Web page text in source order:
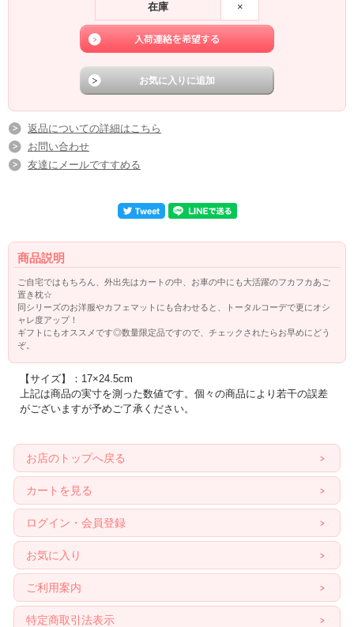
在庫 ×
返品についての詳細はこちら
お問い合わせ
友達にメールですすめる
商品説明
ご自宅ではもちろん、外出先はカートの中、お車の中にも大活躍のフカフカあご
置き枕☆
同シリーズのお洋服やカフェマットにも合わせると、トータルコーデで更にオシ
ャレ度アップ！
ギフトにもオススメです◎数量限定品ですので、チェックされたらお早めにどう
ぞ。
【サイズ】：17×24.5cm
上記は商品の実寸を測った数値です。個々の商品により若干の誤差
がございますが予めご了承ください。
お店のトップへ戻る
カートを見る
ログイン・会員登録
お気に入り
ご利用案内
特定商取引法表示